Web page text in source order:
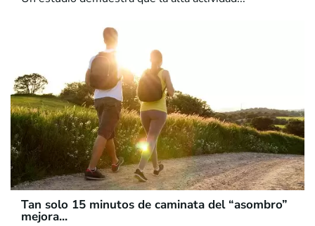
Tan solo 15 minutos de caminata del “asombro”
mejora...